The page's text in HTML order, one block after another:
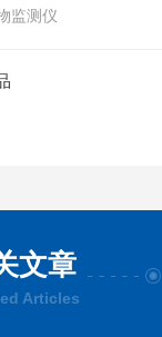
监测仪
文章
Articles